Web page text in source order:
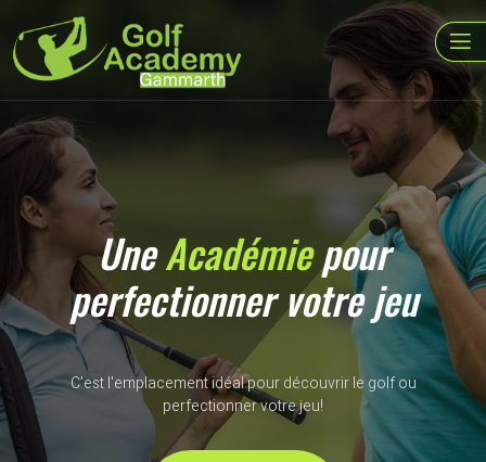
UneAcadémiepour
perfectionner votre jeu
C’est l'emplacement idéal pour découvrir le golf ou
perfectionner votre jeu!